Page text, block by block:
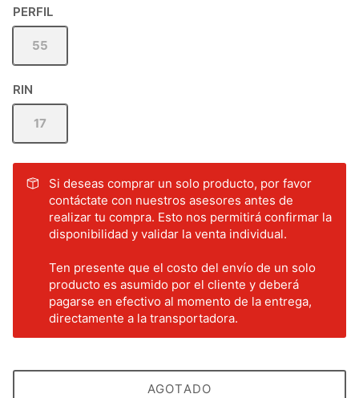
PERFIL
55
RIN
17
Si deseas comprar un solo producto, por favor
contáctate con nuestros asesores antes de
realizar tu compra. Esto nos permitirá confirmar la
disponibilidad y validar la venta individual.
Ten presente que el costo del envío de un solo
producto es asumido por el cliente y deberá
pagarse en efectivo al momento de la entrega,
directamente a la transportadora.
AGOTADO